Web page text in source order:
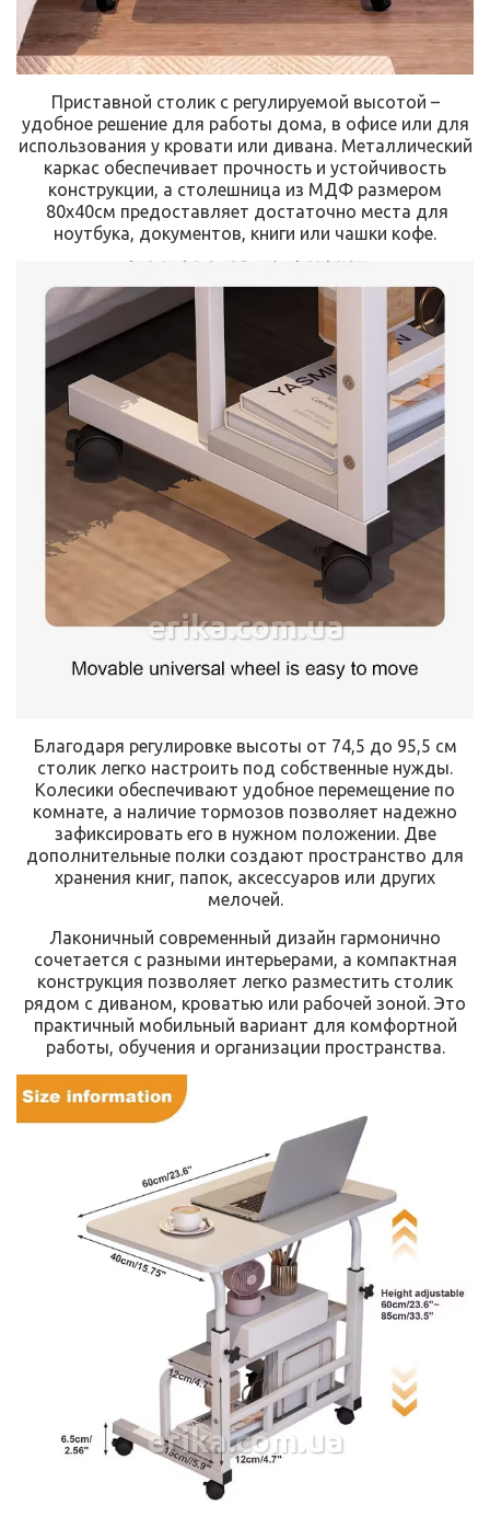
Приставной столик с регулируемой высотой –
удобное решение для работы дома, в офисе или для
использования у кровати или дивана. Металлический
каркас обеспечивает прочность и устойчивость
конструкции, а столешница из МДФ размером
80x40см предоставляет достаточно места для
ноутбука, документов, книги или чашки кофе.
erika.com.ua
Благодаря регулировке высоты от 74,5 до 95,5 см
столик легко настроить под собственные нужды.
Колесики обеспечивают удобное перемещение по
комнате, а наличие тормозов позволяет надежно
зафиксировать его в нужном положении. Две
дополнительные полки создают пространство для
хранения книг, папок, аксессуаров или других
мелочей.
Лаконичный современный дизайн гармонично
сочетается с разными интерьерами, а компактная
конструкция позволяет легко разместить столик
рядом с диваном, кроватью или рабочей зоной. Это
практичный мобильный вариант для комфортной
работы, обучения и организации пространства.
erika.com.ua